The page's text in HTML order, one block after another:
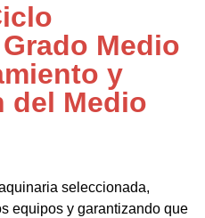
Medio
y
del Medio
seleccionada,
equipos y garantizando que